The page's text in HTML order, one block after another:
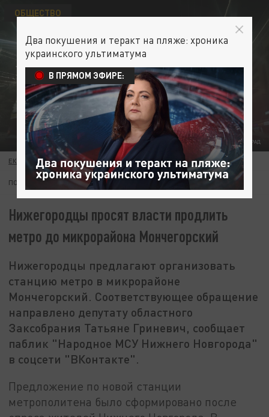
ФОТО: ЦАРЬГРАД
ОБЩЕСТВО
ЕКАТЕРИНА ЧИЧУРИНА 18 ФЕВРАЛЯ 18:29
ПОДПИШИТЕСЬ:
Нижегородцы просят власти продлить
метро до микрорайона Мончегорский
Нижегородцы предлагают организовать
станцию метро в микрорайоне
Мончегорский. Соответствующее обращение
направлено депутату областного
Заксобрания Татьяне Гриневич, сообщает
паблик "Народное МСУ Нижнего Новгорода"
в соцсети "ВКонтакте".
Предложение по новой станции
метрополитена было сформировано после
Два покушения и теракт на пляже: хроника
украинского ультиматума
В ПРЯМОМ ЭФИРЕ: